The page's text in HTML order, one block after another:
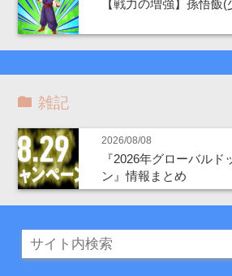
【戦力の増強】孫悟飯
雑記
2026/08/08
『2026年グローバル
ン』情報まとめ